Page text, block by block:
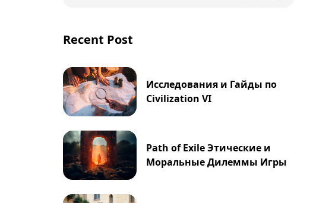
Recent Post
Исследования и Гайды по
Civilization VI
Path of Exile Этические и
Моральные Дилеммы Игры